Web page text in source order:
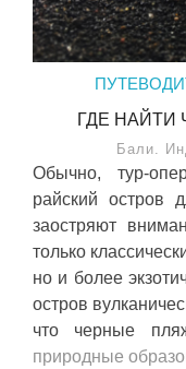
ГДЕ
Бали.
Обычно, тур-
райский остров
заостряют
только
но и более
остров
что черные
природные